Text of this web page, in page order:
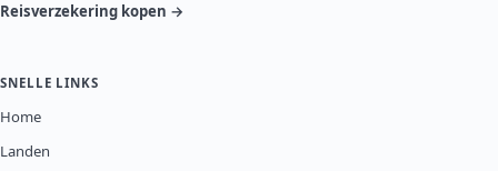
Reisverzekering kopen →
SNELLE LINKS
Home
Landen